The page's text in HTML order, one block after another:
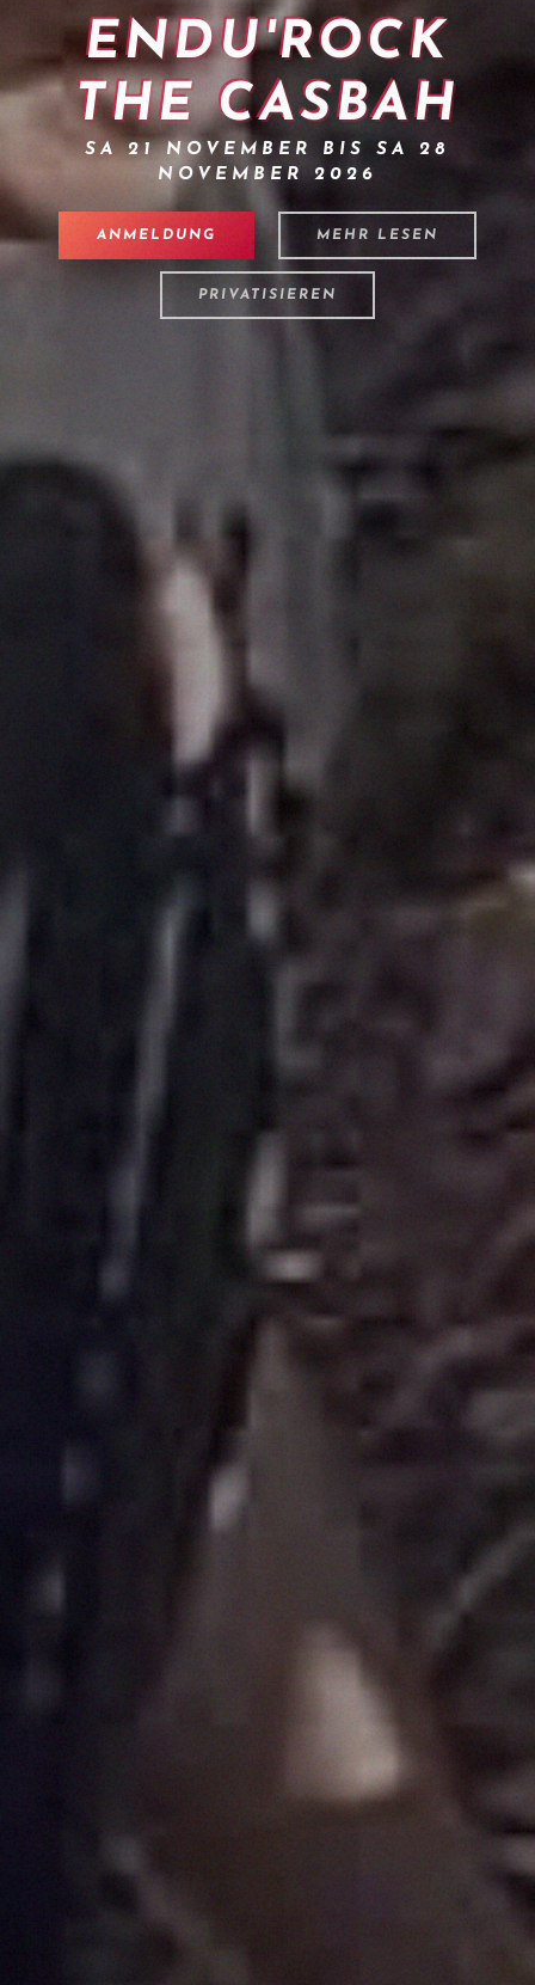
ENDU'ROCK
THE CASBAH
SA 21 NOVEMBER BIS SA 28
NOVEMBER 2026
ANMELDUNG MEHR LESEN
PRIVATISIEREN